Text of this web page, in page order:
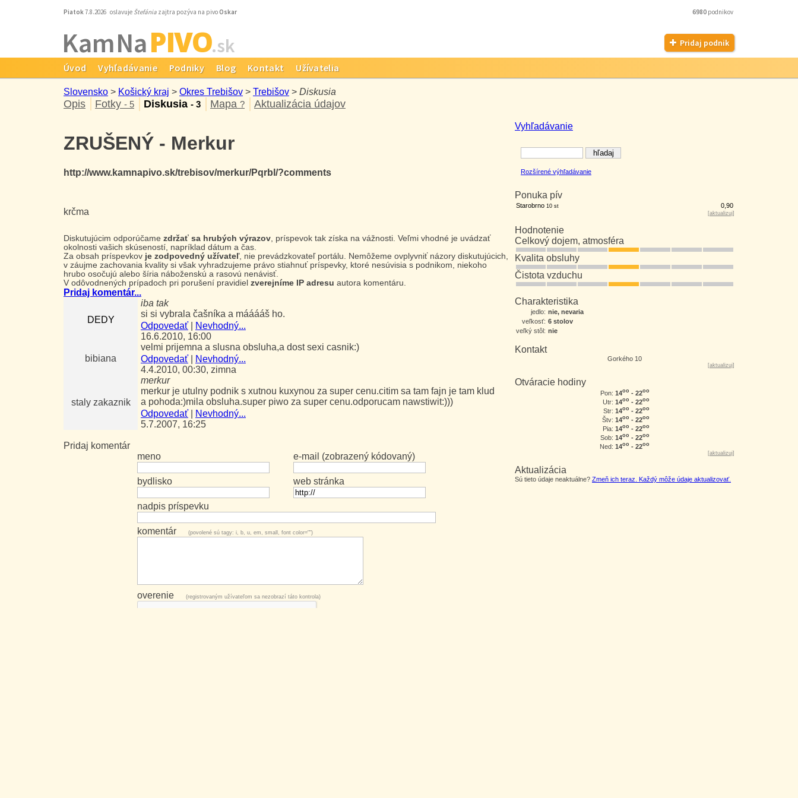
Piatok7.8.2026 oslavuje Štefánia zajtra pozýva na pivoOskar 6980 podnikov
Kam NaPIVO.sk Pridaj podnik
Úvod Vyhľadávanie Podniky Blog Kontakt Užívatelia
Slovensko > Košický kraj > Okres Trebišov > Trebišov > Diskusia
Opis Fotky - 5 Diskusia - 3 Mapa ? Aktualizácia údajov
Vyhľadávanie
Rozšírené výhľadávanie
Ponuka pív
Starobrno 10 st 0,90
[aktualizuj]
Hodnotenie
Celkový dojem, atmosféra
Kvalita obsluhy
Čistota vzduchu
Charakteristika
jedlo: nie, nevaria
veľkosť: 6 stolov
veľký stôl: nie
Kontakt
Gorkého 10
[aktualizuj]
Otváracie hodiny
Pon: 14oo - 22oo
Utr: 14oo - 22oo
Str: 14oo - 22oo
Štv: 14oo - 22oo
Pia: 14oo - 22oo
Sob: 14oo - 22oo
Ned: 14oo - 22oo
[aktualizuj]
Aktualizácia
Sú tieto údaje neaktuálne? Zmeň ich teraz. Každý môže údaje aktualizovať.
ZRUŠENÝ - Merkur
http://www.kamnapivo.sk/trebisov/merkur/Pqrbl/?comments
krčma
Diskutujúcim odporúčame zdržať sa hrubých výrazov , príspevok tak získa na vážnosti. Veľmi vhodné je uvádzať
okolnosti vašich skúseností, napríklad dátum a čas.
Za obsah príspevkov je zodpovedný užívateľ, nie prevádzkovateľ portálu. Nemôžeme ovplyvniť názory diskutujúcich,
v záujme zachovania kvality si však vyhradzujeme právo stiahnuť príspevky, ktoré nesúvisia s podnikom, niekoho
hrubo osočujú alebo šíria náboženskú a rasovú nenávisť.
V odôvodnených prípadoch pri porušení pravidiel zverejníme IP adresu autora komentáru.
Pridaj komentár...
DEDY
iba tak
si si vybrala čašníka a mááááš ho.
Odpovedať
Nevhodný...
16.6.2010, 16:00
bibiana
velmi prijemna a slusna obsluha,a dost sexi casnik:)
Odpovedať
Nevhodný...
4.4.2010, 00:30, zimna
staly zakaznik
merkur
merkur je utulny podnik s xutnou kuxynou za super cenu.citim sa tam fajn je tam klud
a pohoda:)mila obsluha.super piwo za super cenu.odporucam nawstiwit:)))
Odpovedať
Nevhodný...
5.7.2007, 16:25
Pridaj komentár
meno
bydlisko
e-mail (zobrazený kódovaný)
web stránka
nadpis príspevku
komentár (povolené sú tagy: i, b, u, em, small, font color="")
overenie (registrovaným užívateľom sa nezobrazí táto kontrola)